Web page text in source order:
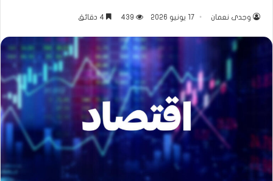
وجدى نعمان 17 يونيو 2026 439